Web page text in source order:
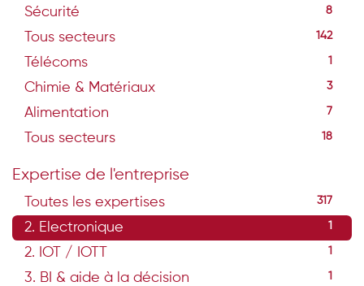
Sécurité 8
Tous secteurs 142
Télécoms 1
Chimie & Matériaux 3
Alimentation 7
Tous secteurs 18
Expertise de l'entreprise
Toutes les expertises 317
2. Electronique 1
2. IOT / IOTT 1
3. BI & aide à la décision 1